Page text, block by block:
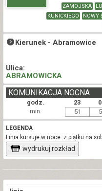
ZAMOJSKA
KUNICKIEGO
NOWY
Kierunek - Abramowice
Ulica:
ABRAMOWICKA
godz. 23
KOMUNIKACJA NOCNA
min. 51
LEGENDA
Linia kursuje w noce: z piątku na
wydrukuj rozkład